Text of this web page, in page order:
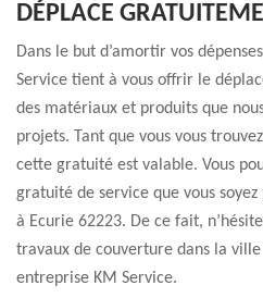
DÉPLACE
Dans le but d’amortir vos
Service tient à vous offrir le
des matériaux et produits que
projets. Tant que vous vous
cette gratuité est valable. Vous
gratuité de service que vous
à Ecurie 62223. De ce fait,
travaux de couverture dans la
entreprise KM Service.